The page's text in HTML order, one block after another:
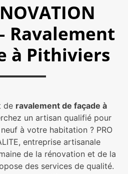
Ravalement
à Pithiviers
de ravalement de façade à
un artisan qualifié pour
à votre habitation ? PRO
entreprise artisanale
de la rénovation et de la
des services de qualité.